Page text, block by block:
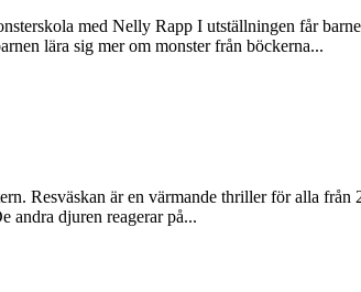
med Nelly Rapp I utställningen får
lära sig mer om monster från böckerna...
Resväskan är en värmande thriller för alla
andra djuren reagerar på...